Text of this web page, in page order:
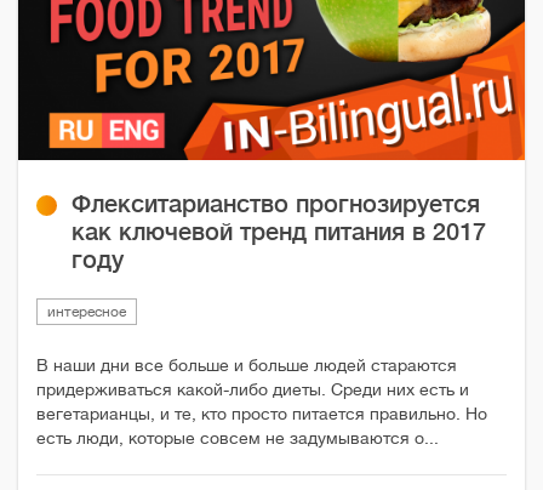
Флекситарианство прогнозируется
как ключевой тренд питания в 2017
году
интересное
В наши дни все больше и больше людей стараются
придерживаться какой-либо диеты. Среди них есть и
вегетарианцы, и те, кто просто питается правильно. Но
есть люди, которые совсем не задумываются о...